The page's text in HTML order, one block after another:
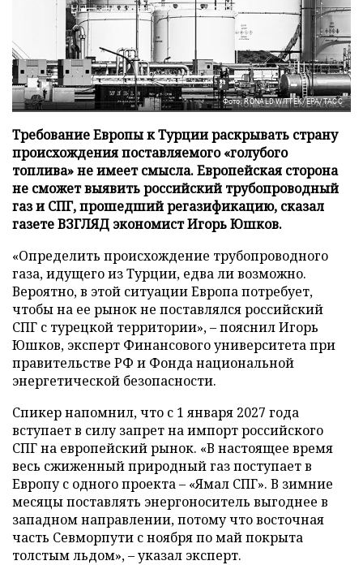
Фото: RONALD WITTEK/EPA/ТАСС
Требование Европы к Турции раскрывать страну
происхождения поставляемого «голубого
топлива» не имеет смысла. Европейская сторона
не сможет выявить российский трубопроводный
газ и СПГ, прошедший регазификацию, сказал
газете ВЗГЛЯД экономист Игорь Юшков.
«Определить происхождение трубопроводного
газа, идущего из Турции, едва ли возможно.
Вероятно, в этой ситуации Европа потребует,
чтобы на ее рынок не поставлялся российский
СПГ с турецкой территории», – пояснил Игорь
Юшков, эксперт Финансового университета при
правительстве РФ и Фонда национальной
энергетической безопасности.
Спикер напомнил, что с 1 января 2027 года
вступает в силу запрет на импорт российского
СПГ на европейский рынок. «В настоящее время
весь сжиженный природный газ поступает в
Европу с одного проекта – «Ямал СПГ». В зимние
месяцы поставлять энергоноситель выгоднее в
западном направлении, потому что восточная
часть Севморпути с ноября по май покрыта
толстым льдом», – указал эксперт.